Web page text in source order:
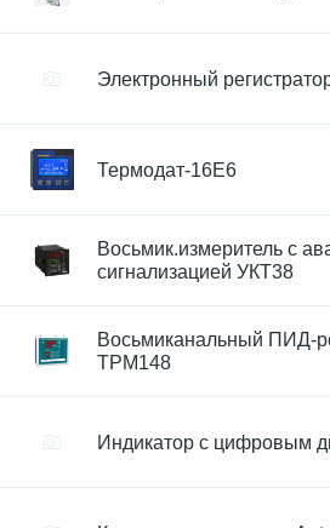
Электронный
Термодат-16Е6
Восьмик.измеритель с
сигнализацией УКТ38
Восьмиканальный ПИД-
ТРМ148
Индикатор с цифровым